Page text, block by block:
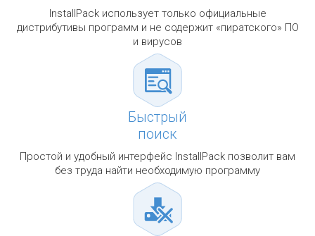
InstallPack использует только официальные
дистрибутивы программ и не содержит «пиратского» ПО
и вирусов
Быстрый
поиск
Простой и удобный интерфейс InstallPack позволит вам
без труда найти необходимую программу